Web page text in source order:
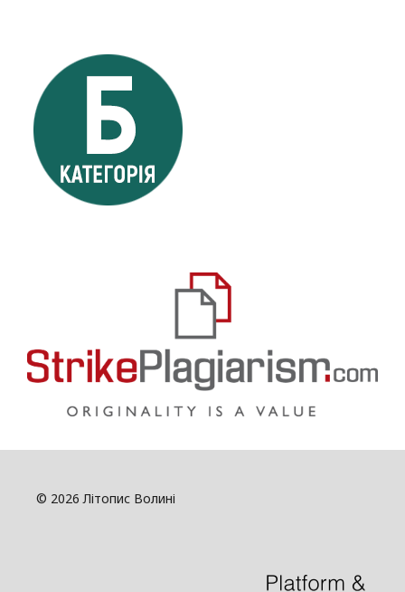
© 2026 Літопис Волині